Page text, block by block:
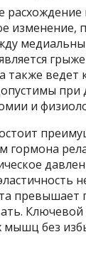
изменение,
также
при
и
гормона
превышает
мышц без